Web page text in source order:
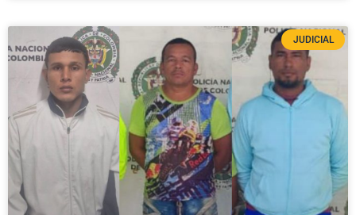
JUDICIAL